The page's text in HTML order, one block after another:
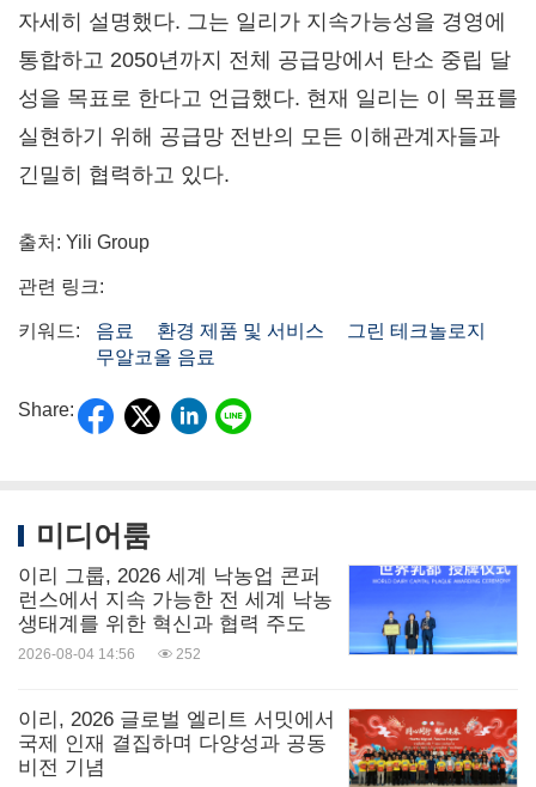
자세히 설명했다. 그는 일리가 지속가능성을 경영에
통합하고 2050년까지 전체 공급망에서 탄소 중립 달
성을 목표로 한다고 언급했다. 현재 일리는 이 목표를
실현하기 위해 공급망 전반의 모든 이해관계자들과
긴밀히 협력하고 있다.
출처: Yili Group
관련 링크:
키워드: 음료 환경 제품 및 서비스
그린 테크놀로지
무알코올 음료
Share:
미디어룸
이리 그룹, 2026 세계 낙농업 콘퍼
런스에서 지속 가능한 전 세계 낙농
생태계를 위한 혁신과 협력 주도
2026-08-04 14:56 252
이리, 2026 글로벌 엘리트 서밋에서
국제 인재 결집하며 다양성과 공동
비전 기념